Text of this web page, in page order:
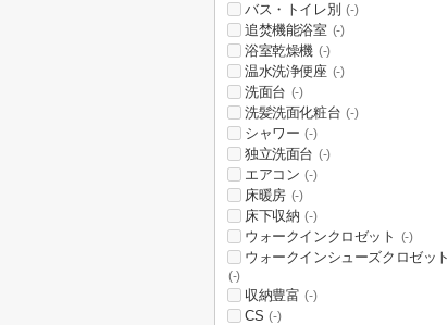
バス・トイレ別 (-)
追焚機能浴室 (-)
浴室乾燥機 (-)
温水洗浄便座 (-)
洗面台 (-)
洗髪洗面化粧台 (-)
シャワー (-)
独立洗面台 (-)
エアコン (-)
床暖房 (-)
床下収納 (-)
ウォークインクロゼット (-)
ウォークインシューズクロゼット
(-)
収納豊富 (-)
CS (-)